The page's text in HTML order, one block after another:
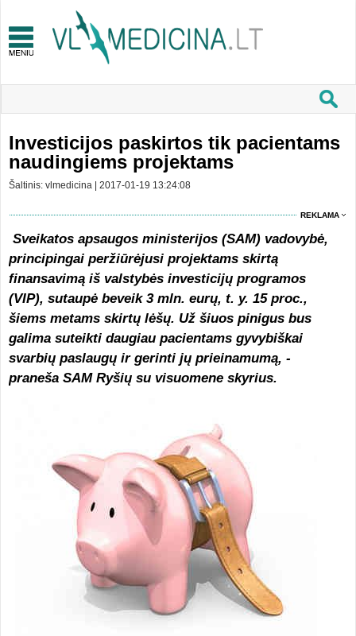
Investicijos paskirtos tik pacientams
naudingiems projektams
Šaltinis: vlmedicina | 2017-01-19 13:24:08
REKLAMA
Sveikatos apsaugos ministerijos (SAM) vadovybė,
principingai peržiūrėjusi projektams skirtą
finansavimą iš valstybės investicijų programos
(VIP), sutaupė beveik 3 mln. eurų, t. y. 15 proc.,
šiems metams skirtų lėšų. Už šiuos pinigus bus
galima suteikti daugiau pacientams gyvybiškai
svarbių paslaugų ir gerinti jų prieinamumą, -
praneša SAM Ryšių su visuomene skyrius.